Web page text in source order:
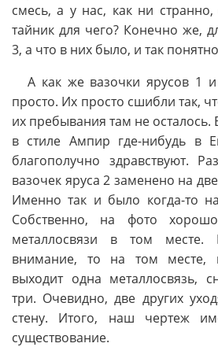
смесь, а у нас, как ни
тайник для чего? Конечно же,
3, а что в них было, и так
А как же вазочки ярусов 1 и
просто. Их просто сшибли так,
их пребывания там не осталось.
в стиле Ампир где-нибудь в
благополучно здравствуют.
вазочек яруса 2 заменено на
Именно так и было когда-то
Собственно, на фото хорошо
металлосвязи в том месте.
внимание, то на том месте,
выходит одна металлосвязь,
три. Очевидно, две других
стену. Итого, наш чертеж
существование.